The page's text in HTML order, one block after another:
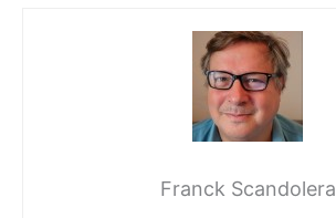
Franck Scandolera